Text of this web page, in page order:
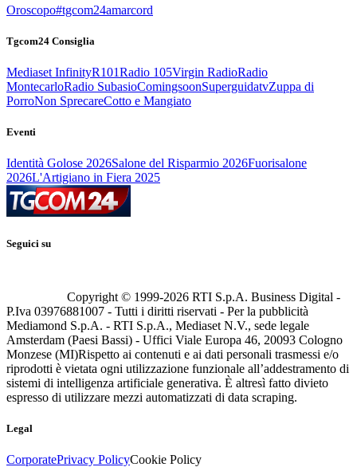
Oroscopo#tgcom24amarcord
Tgcom24 Consiglia
Mediaset InfinityR101Radio 105Virgin RadioRadio
MontecarloRadio SubasioComingsoonSuperguidatvZuppa di
PorroNon SprecareCotto e Mangiato
Eventi
Identità Golose 2026Salone del Risparmio 2026Fuorisalone
2026L'Artigiano in Fiera 2025
Seguici su
Copyright © 1999-2026 RTI S.p.A. Business Digital -
P.Iva 03976881007 - Tutti i diritti riservati - Per la pubblicità
Mediamond S.p.A. - RTI S.p.A., Mediaset N.V., sede legale
Amsterdam (Paesi Bassi) - Uffici Viale Europa 46, 20093 Cologno
Monzese (MI)Rispetto ai contenuti e ai dati personali trasmessi e/o
riprodotti è vietata ogni utilizzazione funzionale all’addestramento di
sistemi di intelligenza artificiale generativa. È altresì fatto divieto
espresso di utilizzare mezzi automatizzati di data scraping.
Legal
CorporatePrivacy PolicyCookie Policy